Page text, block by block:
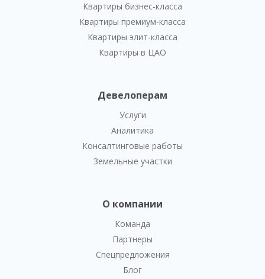
Квартиры бизнес-класса
Квартиры премиум-класса
Квартиры элит-класса
Квартиры в ЦАО
Девелоперам
Услуги
Аналитика
Консалтинговые работы
Земельные участки
О компании
Команда
Партнеры
Спецпредложения
Блог